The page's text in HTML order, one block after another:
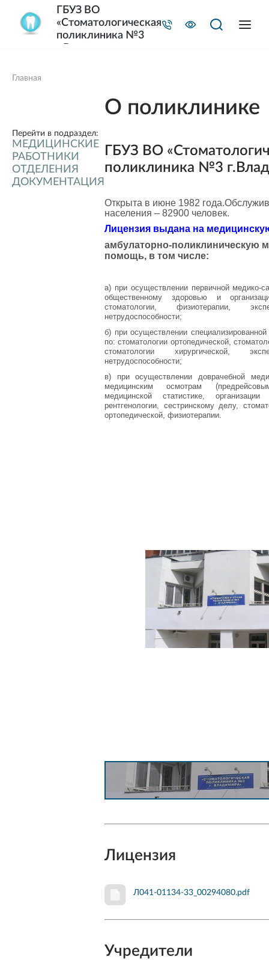
Главная
Перейти в подраздел:
МЕДИЦИНСКИЕ
РАБОТНИКИ
ОТДЕЛЕНИЯ
ДОКУМЕНТАЦИЯ
О поликлинике
ГБУЗ ВО
поликлиника №3
Открыта в июне 1982
населения – 82900 человек.
Лицензия выдана на
амбулаторно-поликлиническую
помощь, в том числе:
а) при осуществлении первичной медико-
общественному здоровью и
стоматологии, физиотерапии,
нетрудоспособности;
б) при осуществлении
по: стоматологии ортопедической,
стоматологии хирургической,
нетрудоспособности;
в) при осуществлении доврачебной
медицинским осмотрам
медицинской статистике, организации
рентгенологии, сестринскому делу,
ортопедической, физиотерапии.
Лицензия
Л041-01134-33_00294080.pdf
Учредители
ГБУЗ ВО
«Стоматологическая
поликлиника №3